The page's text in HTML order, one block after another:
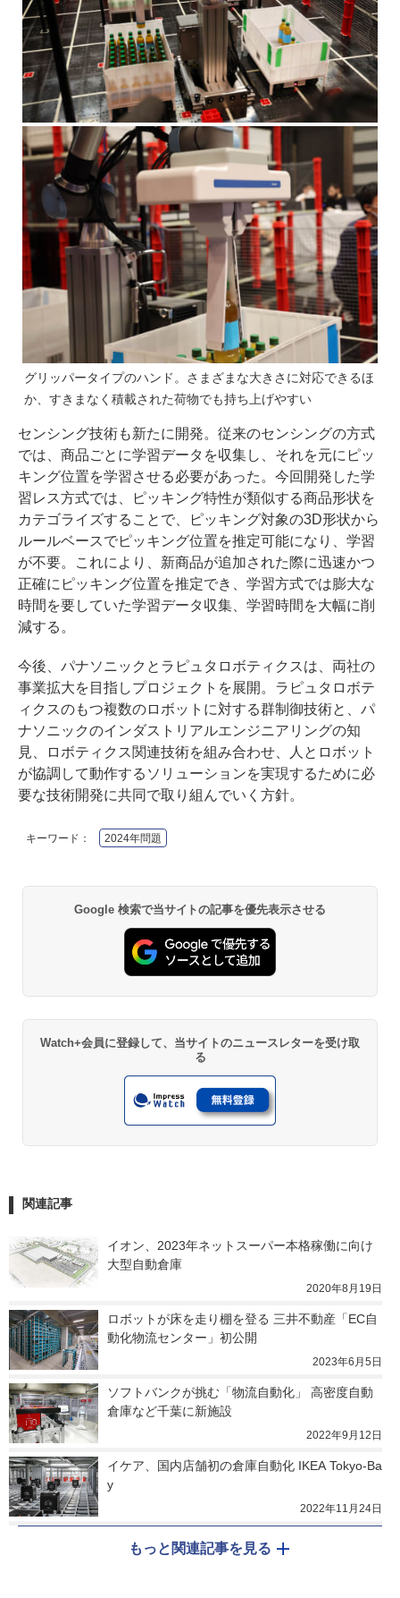
グリッパータイプのハンド。さまざまな大きさに対応できるほ
か、すきまなく積載された荷物でも持ち上げやすい
センシング技術も新たに開発。従来のセンシングの方式
では、商品ごとに学習データを収集し、それを元にピッ
キング位置を学習させる必要があった。今回開発した学
習レス方式では、ピッキング特性が類似する商品形状を
カテゴライズすることで、ピッキング対象の3D形状から
ルールベースでピッキング位置を推定可能になり、学習
が不要。これにより、新商品が追加された際に迅速かつ
正確にピッキング位置を推定でき、学習方式では膨大な
時間を要していた学習データ収集、学習時間を大幅に削
減する。
今後、パナソニックとラピュタロボティクスは、両社の
事業拡大を目指しプロジェクトを展開。ラピュタロボテ
ィクスのもつ複数のロボットに対する群制御技術と、パ
ナソニックのインダストリアルエンジニアリングの知
見、ロボティクス関連技術を組み合わせ、人とロボット
が協調して動作するソリューションを実現するために必
要な技術開発に共同で取り組んでいく方針。
キーワード： 2024年問題
Google 検索で当サイトの記事を優先表示させる
Watch+会員に登録して、当サイトのニュースレターを受け取
る
関連記事
イオン、2023年ネットスーパー本格稼働に向け
大型自動倉庫
2020年8月19日
ロボットが床を走り棚を登る 三井不動産「EC自
動化物流センター」初公開
2023年6月5日
ソフトバンクが挑む「物流自動化」 高密度自動
倉庫など千葉に新施設
2022年9月12日
イケア、国内店舗初の倉庫自動化 IKEA Tokyo-Ba
y
2022年11月24日
もっと関連記事を見る